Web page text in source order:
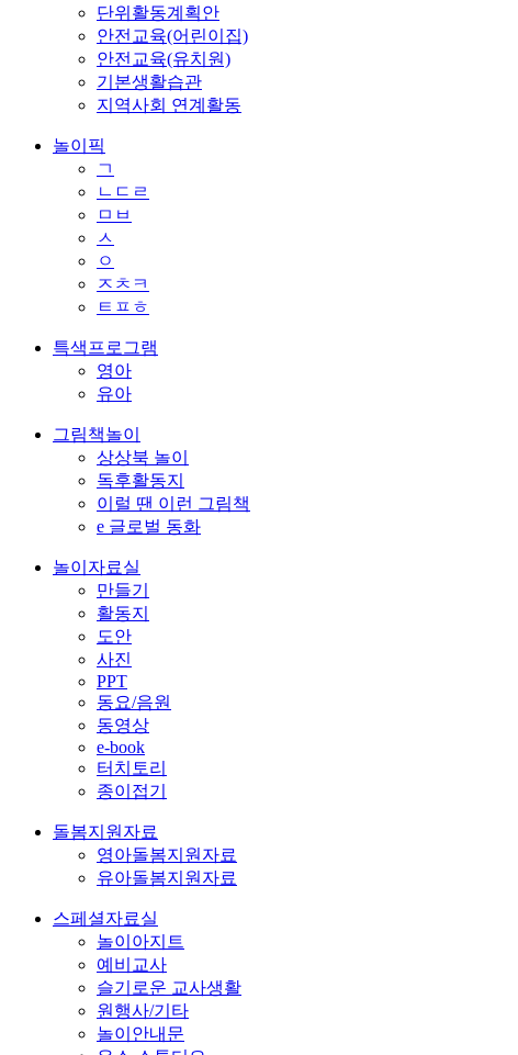
단위활동계획안
안전교육(어린이집)
안전교육(유치원)
기본생활습관
지역사회 연계활동
놀이픽
ㄱ
ㄴㄷㄹ
ㅁㅂ
ㅅ
ㅇ
ㅈㅊㅋ
ㅌㅍㅎ
특색프로그램
영아
유아
그림책놀이
상상북 놀이
독후활동지
이럴 땐 이런 그림책
e 글로벌 동화
놀이자료실
만들기
활동지
도안
사진
PPT
동요/음원
동영상
e-book
터치토리
종이접기
돌봄지원자료
영아돌봄지원자료
유아돌봄지원자료
스페셜자료실
놀이아지트
예비교사
슬기로운 교사생활
원행사/기타
놀이안내문